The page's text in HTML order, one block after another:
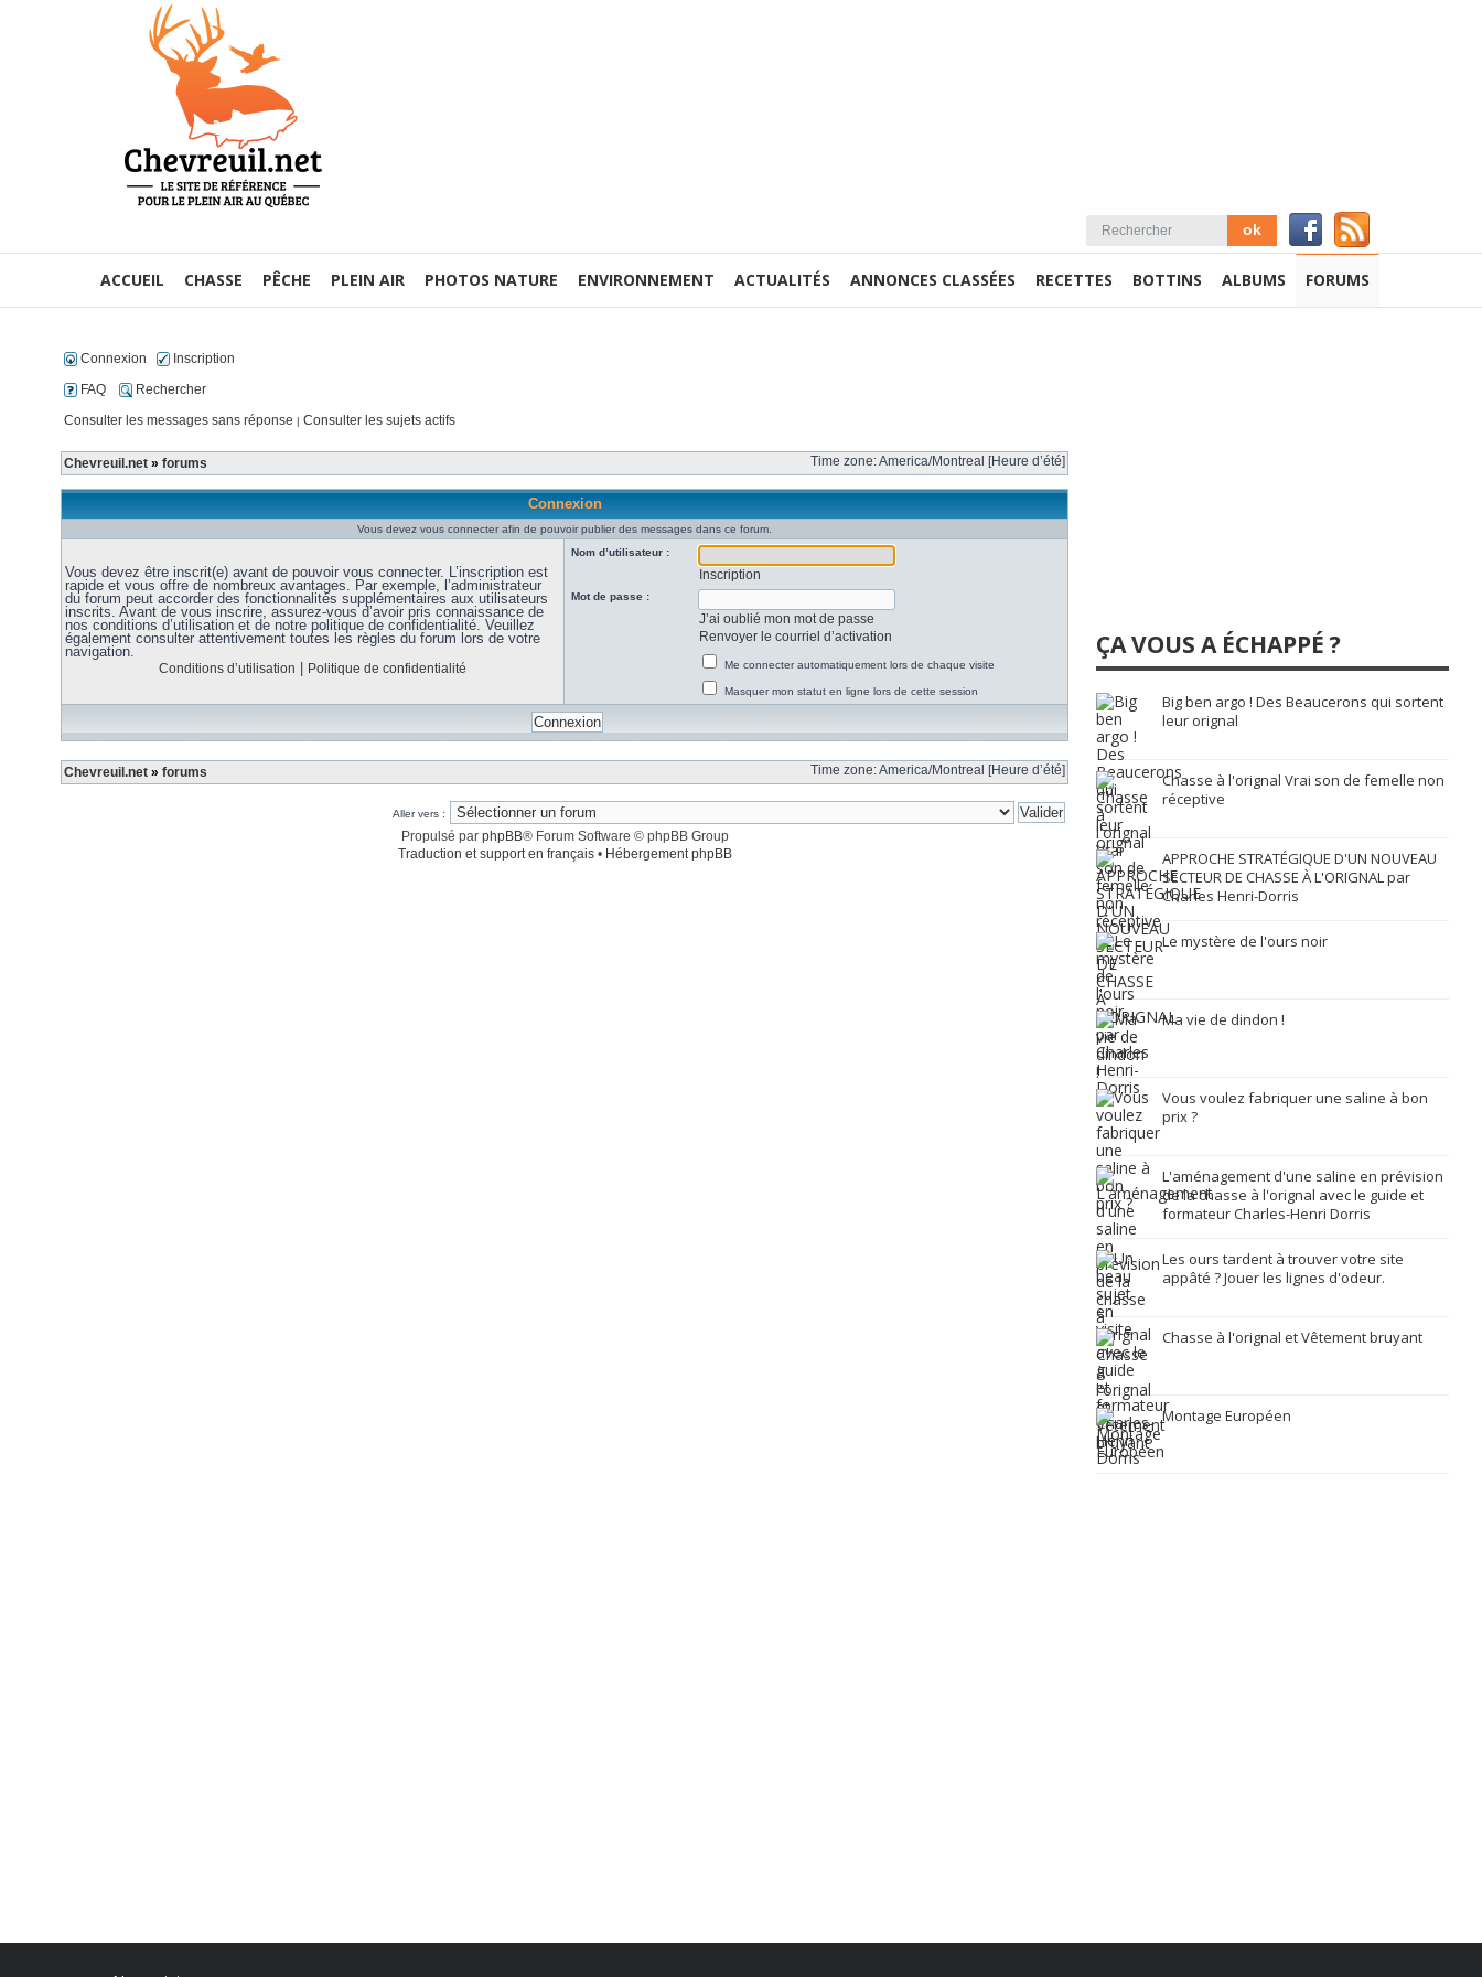
ACCUEIL CHASSE PÊCHE PLEIN AIR PHOTOS NATURE ENVIRONNEMENT ACTUALITÉS ANNONCES CLASSÉES RECETTES BOTTINS ALBUMS FORUMS
Connexion
Inscription
FAQ
Rechercher
Consulter les messages sans réponse | Consulter les sujets actifs
Chevreuil.net » forums Time zone: America/Montreal [Heure d’été]
Connexion
Vous devez vous connecter afin de pouvoir publier des messages dans ce forum.
Vous devez être inscrit(e) avant de pouvoir vous connecter. L’inscription est
rapide et vous offre de nombreux avantages. Par exemple, l’administrateur
du forum peut accorder des fonctionnalités supplémentaires aux utilisateurs
inscrits. Avant de vous inscrire, assurez-vous d’avoir pris connaissance de
nos conditions d’utilisation et de notre politique de confidentialité. Veuillez
également consulter attentivement toutes les règles du forum lors de votre
navigation.
Conditions d’utilisation Politique de confidentialité
Nom d’utilisateur :
Inscription
Mot de passe :
J’ai oublié mon mot de passe
Renvoyer le courriel d’activation
Me connecter automatiquement lors de chaque visite
Masquer mon statut en ligne lors de cette session
Chevreuil.net » forums Time zone: America/Montreal [Heure d’été]
Aller vers :
Propulsé par phpBB® Forum Software © phpBB Group
Traduction et support en français• Hébergement phpBB
ÇA VOUS A ÉCHAPPÉ ?
Big ben argo ! Des Beaucerons qui sortent
leur orignal
Chasse à l'orignal Vrai son de femelle non
réceptive
APPROCHE STRATÉGIQUE D'UN NOUVEAU
SECTEUR DE CHASSE À L'ORIGNAL par
Charles Henri-Dorris
Le mystère de l'ours noir
Ma vie de dindon !
Vous voulez fabriquer une saline à bon
prix ?
L'aménagement d'une saline en prévision
de la chasse à l'orignal avec le guide et
formateur Charles-Henri Dorris
Les ours tardent à trouver votre site
appâté ? Jouer les lignes d'odeur.
Chasse à l'orignal et Vêtement bruyant
Montage Européen